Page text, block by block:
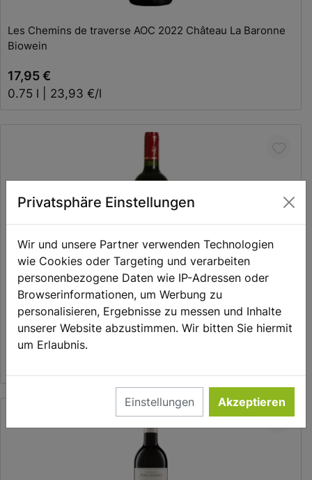
Privatsphäre Einstellungen
Wir und unsere Partner verwenden Technologien
wie Cookies oder Targeting und verarbeiten
personenbezogene Daten wie IP-Adressen oder
Browserinformationen, um Werbung zu
personalisieren, Ergebnisse zu messen und Inhalte
unserer Website abzustimmen. Wir bitten Sie hiermit
um Erlaubnis.
Einstellungen Akzeptieren
Les Chemins de traverse AOC 2022 Château La Baronne
Biowein
17,95 €
0.75 l | 23,93 €/l
Clos Chante l'Alouette St.-Émilion AOC
22,95 €